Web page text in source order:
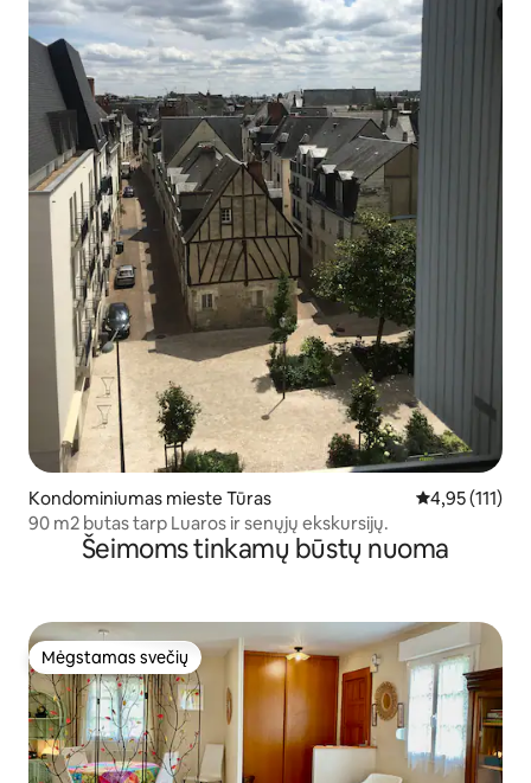
Kondominiumas mieste Tūras Vidutinis
4,95 (111)
90 m2 butas tarp Luaros ir senųjų ekskursijų.
Šeimoms tinkamų būstų nuoma
Mėgstamas svečių
Mėgstamas svečių